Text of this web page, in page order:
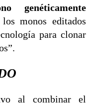
genéticamente
monos editados
para clonar
al combinar el